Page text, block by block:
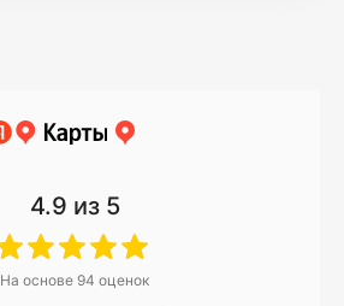
4.9 из 5
На основе 94 оценок